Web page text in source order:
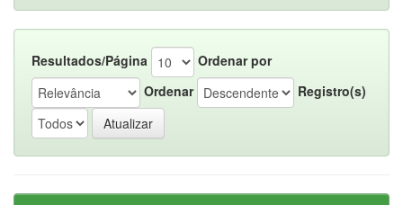
Resultados/Página
Ordenar por
Ordenar
Registro(s)